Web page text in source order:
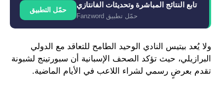
تابع النتائج المباشرة وتحديثات الفانتازي
حمّل تطبيق Fanzword
حمّل التطبيق
ولا يُعد بيتيس النادي الوحيد الطامح للتعاقد مع الدولي
البرازيلي، حيث تؤكد الصحف الإسبانية أن سبورتينج لشبونة
تقدم بعرضٍ رسمي لشراء اللاعب في الأيام الماضية.